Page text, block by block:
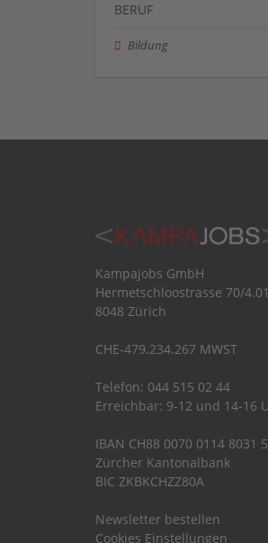
BERUF
Bildung
Kampajobs GmbH
Hermetschloostrasse 70/4.01
8048 Zürich
CHE-479.234.267 MWST
Telefon: 044 515 02 44
Erreichbar: 9-12 und 14-16
IBAN CH88 0070 0114 8031
Zürcher Kantonalbank
BIC ZKBKCHZZ80A
Newsletter bestellen
Cookies Einstellungen